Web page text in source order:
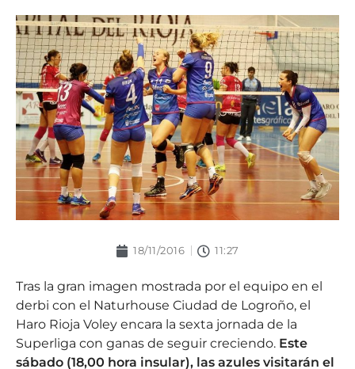
18/11/2016 11:27
Tras la gran imagen mostrada por el equipo en el
derbi con el Naturhouse Ciudad de Logroño, el
Haro Rioja Voley encara la sexta jornada de la
Superliga con ganas de seguir creciendo. Este
sábado (18,00 hora insular), las azules visitarán el